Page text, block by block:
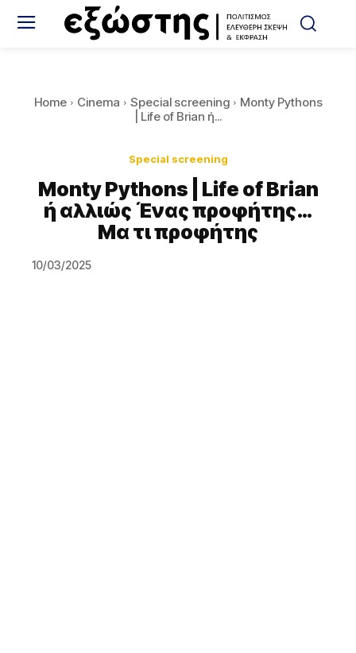
Home Cinema Special screening
Monty Pythons
| Life of Brian ή...
Special screening
Monty Pythons | Life of Brian
ή αλλιώς Ένας προφήτης…
Μα τι προφήτης
10/03/2025